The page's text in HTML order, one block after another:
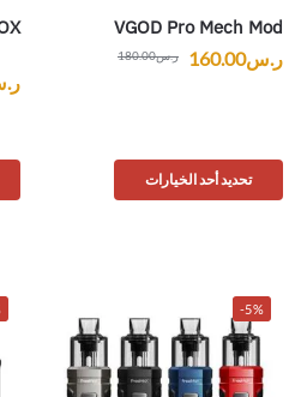
VGOD Pro Mech Mod
ر.س180.00 ر.س160.00
تحديد أحد الخيارات
-5%